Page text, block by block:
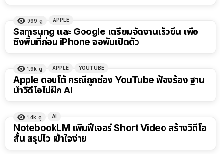
999 ดู APPLE
Samsung และ Google เตรียมจัดงานเร็วขึ้น เพื่อ
ชิงพื้นที่ก่อน iPhone จอพับเปิดตัว
1.9k ดู APPLE YOUTUBE
Apple ตอบโต้ กรณีถูกช่อง YouTube ฟ้องร้อง ฐาน
นำวิดีโอไปฝึก AI
1.4k ดู AI
NotebookLM เพิ่มฟีเจอร์ Short Video สร้างวิดีโอ
สั้น สรุปไว เข้าใจง่าย